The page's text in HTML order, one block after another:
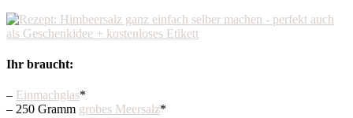
Ihr braucht:
– Einmachglas*
– 250 Gramm grobes Meersalz*